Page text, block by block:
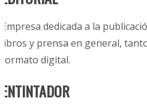
Empresa dedicada a la
libros y prensa en general,
formato digital.
ENTINTADOR